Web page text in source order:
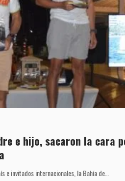
e hijo, sacaron la cara
e invitados internacionales, la Bahía de…